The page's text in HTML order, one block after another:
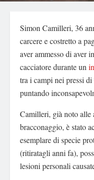
Simon Camilleri, 36
carcere e costretto a
aver ammesso di aver
cacciatore durante un
tra i campi nei pressi
puntando
Camilleri, già noto alle
bracconaggio, è stato
esemplare di specie
(ritiratagli anni fa),
lesioni personali